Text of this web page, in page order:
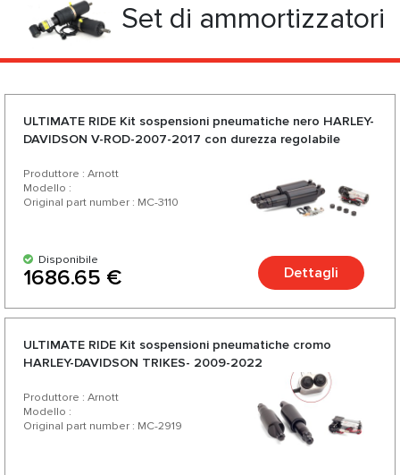
Set di ammortizzatori
ULTIMATE RIDE Kit sospensioni pneumatiche nero HARLEY-
DAVIDSON V-ROD-2007-2017 con durezza regolabile
Produttore : Arnott
Modello :
Original part number : MC-3110
Disponibile
1686.65 € Dettagli
ULTIMATE RIDE Kit sospensioni pneumatiche cromo
HARLEY-DAVIDSON TRIKES- 2009-2022
Produttore : Arnott
Modello :
Original part number : MC-2919